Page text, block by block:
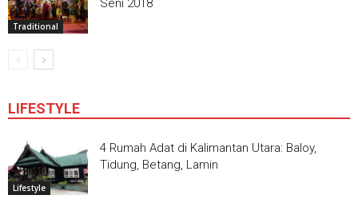
Traditional
Seni 2018
LIFESTYLE
Lifestyle
4 Rumah Adat di Kalimantan Utara: Baloy,
Tidung, Betang, Lamin